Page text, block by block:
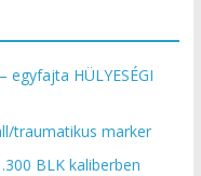
egyfajta HÜLYESÉGI
traumatikus marker
BLK kaliberben